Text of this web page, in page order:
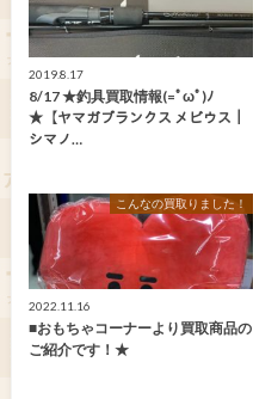
2019.8.17
8/17 ★釣具買取情報(=ﾟωﾟ)ﾉ
★【ヤマガブランクス メビウス｜
シマノ…
こんなの買取りました！
2022.11.16
■おもちゃコーナーより買取商品の
ご紹介です！★